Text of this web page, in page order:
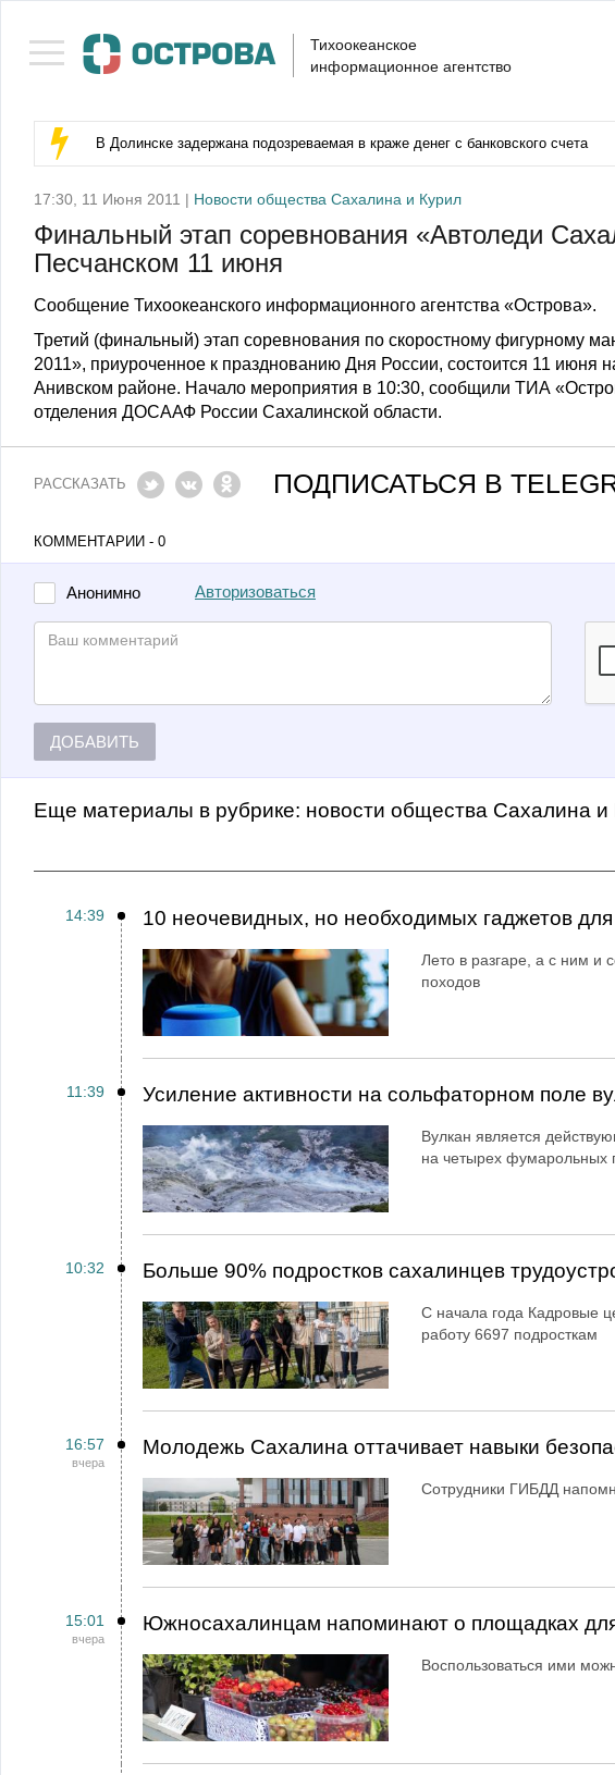
Тихоокеанское
информационное агентство
В Долинске задержана подозреваемая в краже денег с банковского счета
17:30, 11 Июня 2011 | Новости общества Сахалина и Курил
Финальный этап соревнования «Автоледи
Песчанском 11 июня
Сообщение Тихоокеанского информационного агентства «Острова».
Третий (финальный) этап соревнования по скоростному фигурному
2011», приуроченное к празднованию Дня России, состоится 11 июня
Анивском районе. Начало мероприятия в 10:30, сообщили ТИА
отделения ДОСААФ России Сахалинской области.
РАССКАЗАТЬ ПОДПИСАТЬСЯ В
КОММЕНТАРИИ - 0
Анонимно Авторизоваться
ДОБАВИТЬ
Еще материалы в рубрике: Новости общества Сахалина и
14:39 10 неочевидных, но необходимых гаджетов
Лето в разгаре, а с ним и
походов
11:39 Усиление активности на сольфаторном поле
Вулкан является
на четырех фумарольных
10:32 Больше 90% подростков сахалинцев
С начала года Кадровые
работу 6697 подросткам
16:57
вчера
Молодежь Сахалина оттачивает навыки
Сотрудники ГИБДД
15:01
вчера
Южносахалинцам напоминают о площадках
Воспользоваться ими